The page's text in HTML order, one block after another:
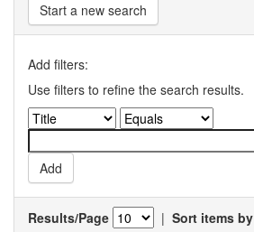
Start a new search
Add filters:
Use filters to refine the search results.
Results/Page | Sort items by